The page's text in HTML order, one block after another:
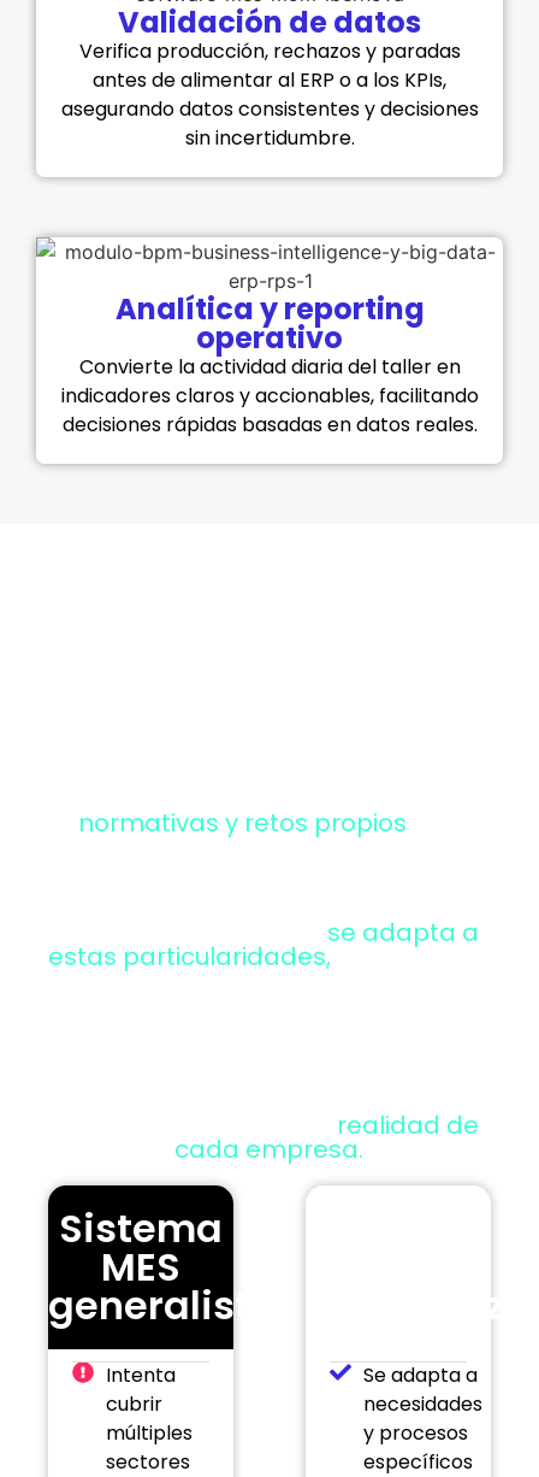
Validación de datos
Verifica producción, rechazos y paradas
antes de alimentar al ERP o a los KPIs,
asegurando datos consistentes y decisiones
sin incertidumbre.
Analítica y reporting
operativo
Convierte la actividad diaria del taller en
indicadores claros y accionables, facilitando
decisiones rápidas basadas en datos reales.
normativas y retos propios
afectan la planificación, la
se adapta a
estas particularidades, optimizando
procesos críticos, asegurando
realidad de
cada empresa.
Sistema
MES
generalista
Intenta
cubrir
múltiples
sectores
Se adapta a
necesidades
y procesos
específicos